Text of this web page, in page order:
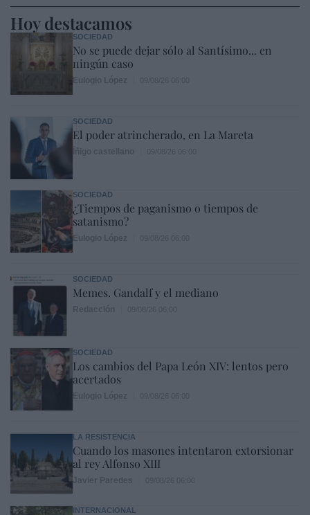
Hoy destacamos
SOCIEDAD
No se puede dejar sólo al Santísimo... en
ningún caso
SOCIEDAD
El poder atrincherado, en La Mareta
SOCIEDAD
¿Tiempos de paganismo o tiempos de
satanismo?
SOCIEDAD
Memes. Gandalf y el mediano
SOCIEDAD
Los cambios del Papa León XIV: lentos pero
acertados
LA RESISTENCIA
Cuando los masones intentaron extorsionar
al rey Alfonso XIII
INTERNACIONAL